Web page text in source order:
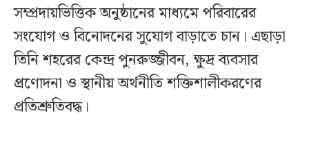
সম্প্রদায়ভিত্তিক অনুষ্ঠানের মাধ্যমে পরিবারের
সংযোগ ও বিনোদনের সুযোগ বাড়াতে চান। এছাড়া
তিনি শহরের কেন্দ্র পুনরুজ্জীবন, ক্ষুদ্র ব্যবসার
প্রণোদনা ও স্থানীয় অর্থনীতি শক্তিশালীকরণের
প্রতিশ্রুতিবদ্ধ।